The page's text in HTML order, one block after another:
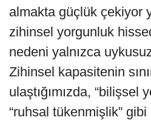
almakta güçlük çekiyor
zihinsel yorgunluk
nedeni yalnızca
Zihinsel kapasitenin
ulaştığımızda, “bilişsel
“ruhsal tükenmişlik”